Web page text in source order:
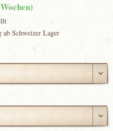
ab Schweizer Lager